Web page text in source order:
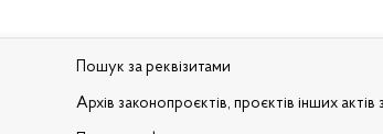
Пошук за реквізитами
Архів законопроєктів, проєктів інших актів